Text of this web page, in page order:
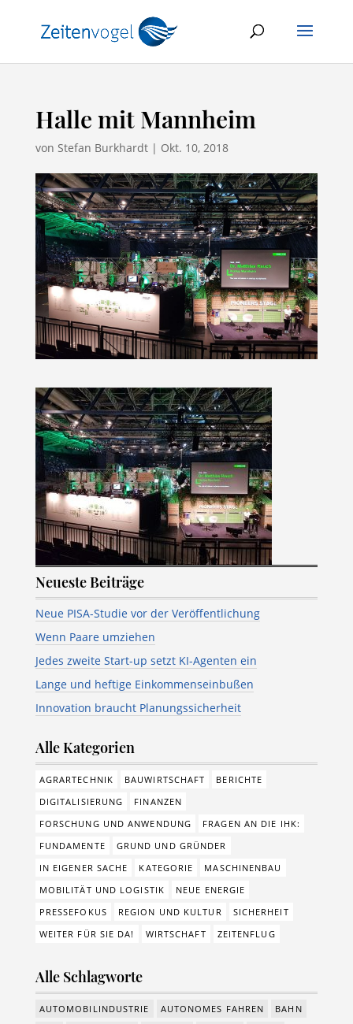
Halle mit Mannheim
von Stefan Burkhardt| Okt. 10, 2018
Neueste Beiträge
Neue PISA-Studie vor der Veröffentlichung
Wenn Paare umziehen
Jedes zweite Start-up setzt KI-Agenten ein
Lange und heftige Einkommenseinbußen
Innovation braucht Planungssicherheit
Alle Kategorien
AGRARTECHNIK BAUWIRTSCHAFT
BERICHTE
DIGITALISIERUNG
FINANZEN
FORSCHUNG UND ANWENDUNG
FRAGEN AN DIE IHK:
FUNDAMENTE
GRUND UND GRÜNDER
IN EIGENER SACHE
KATEGORIE
MASCHINENBAU
MOBILITÄT UND LOGISTIK
NEUE ENERGIE
PRESSEFOKUS
REGION UND KULTUR
SICHERHEIT
WEITER FÜR SIE DA!
WIRTSCHAFT ZEITENFLUG
Alle Schlagworte
AUTOMOBILINDUSTRIE AUTONOMES FAHREN
BAHN